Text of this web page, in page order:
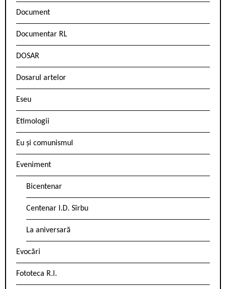
Document
Documentar RL
DOSAR
Dosarul artelor
Eseu
Etimologii
Eu și comunismul
Eveniment
Bicentenar
Centenar I.D. Sîrbu
La aniversară
Evocări
Fototeca R.l.